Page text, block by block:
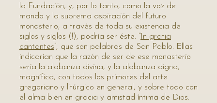
la Fundación, y, por lo tanto, como la voz de
mando y la suprema aspiración del futuro
monasterio, a través de toda su existencia de
siglos y siglos (!), podría ser éste: “ In gratia
cantantes”, que son palabras de San Pablo. Ellas
indicarían que la razón de ser de ese monasterio
sería la alabanza divina, y la alabanza digna,
magnífica, con todos los primores del arte
gregoriano y litúrgico en general, y sobre todo con
el alma bien en gracia y amistad íntima de Dios.